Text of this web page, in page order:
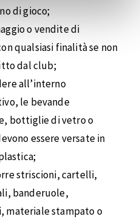
di gioco;
o vendite di
qualsiasi finalità se non
dal club;
all’interno
le bevande
bottiglie di vetro o
essere versate in
striscioni, cartelli,
banderuole,
materiale stampato o